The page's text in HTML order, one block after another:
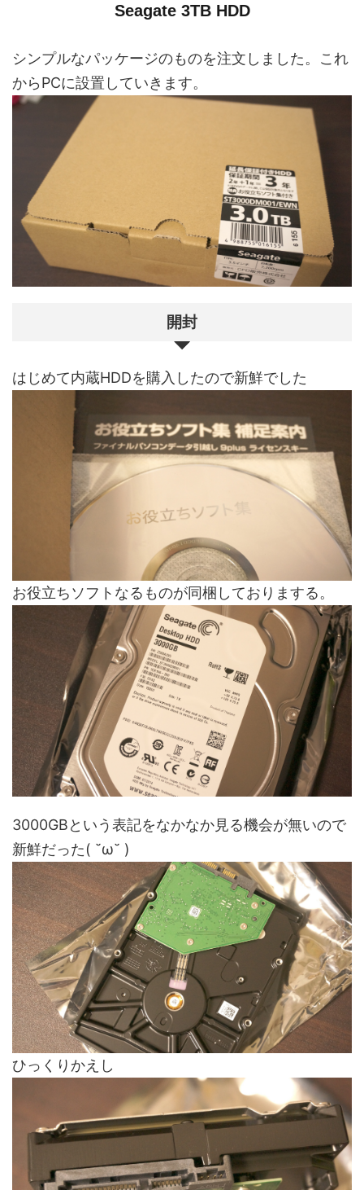
Seagate 3TB HDD
シンプルなパッケージのものを注文しました。これ
からPCに設置していきます。
開封
はじめて内蔵HDDを購入したので新鮮でした
お役立ちソフトなるものが同梱しておりまする。
3000GBという表記をなかなか見る機会が無いので
新鮮だった( ˘ω˘ )
ひっくりかえし